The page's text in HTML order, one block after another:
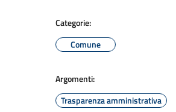
Categorie:
Comune
Argomenti:
Trasparenza amministrativa